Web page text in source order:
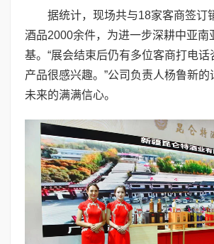
据统计，现场共与18家客商签订
酒品2000余件，为进一步深耕中亚南
基。“展会结束后仍有多位客商打电话
产品很感兴趣。”公司负责人杨鲁新
未来的满满信心。